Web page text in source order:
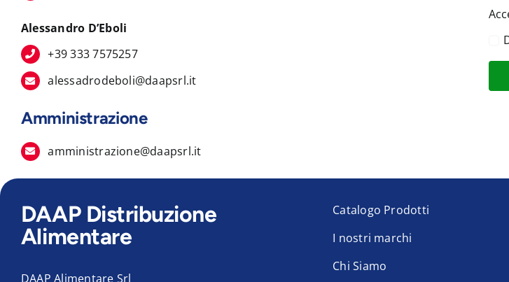
Alessandro D’Eboli
+39 333 7575257
alessadrodeboli@daapsrl.it
Amministrazione
amministrazione@daapsrl.it
DAAP Distribuzione
Alimentare
DAAP Alimentare Srl
Catalogo Prodotti
I nostri marchi
Chi Siamo